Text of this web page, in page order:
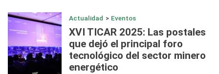
Actualidad > Eventos
XVI TICAR 2025: Las postales
que dejó el principal foro
tecnológico del sector minero
energético